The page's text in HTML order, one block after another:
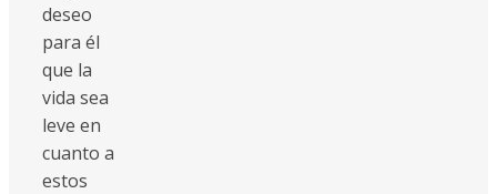
deseo
para él
que la
vida sea
leve en
cuanto a
estos